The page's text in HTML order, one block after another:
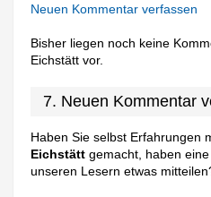
Neuen Kommentar verfassen
Bisher liegen noch keine
Eichstätt vor.
7. Neuen Kommentar
Haben Sie selbst Erfahrungen
Eichstätt gemacht, haben
unseren Lesern etwas